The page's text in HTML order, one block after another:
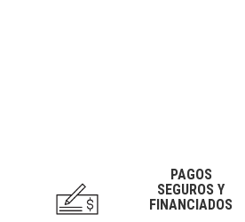
PAGOS
SEGUROS Y
FINANCIADOS